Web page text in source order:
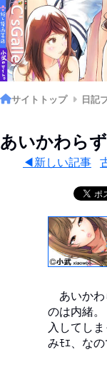
サイトトップ 日記
あいかわら
◀新しい記事
あいかわ
のは内緒
入してし
みﾓｴ、な